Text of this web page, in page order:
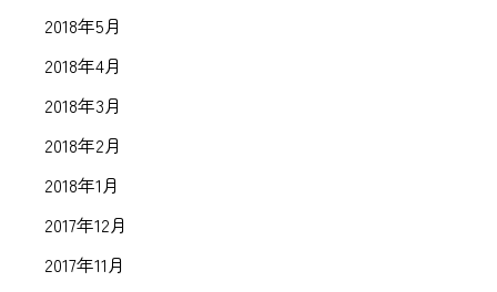
2018年5月
2018年4月
2018年3月
2018年2月
2018年1月
2017年12月
2017年11月